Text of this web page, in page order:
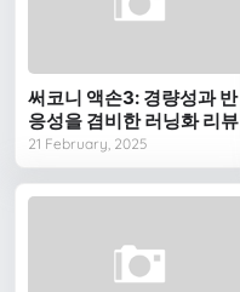
써코니 액손3: 경량성과 반
응성을 겸비한 러닝화 리뷰
21 February, 2025